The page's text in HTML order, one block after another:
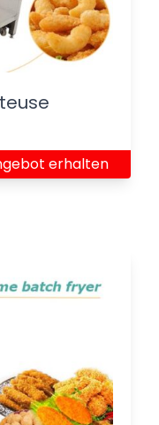
erhalten